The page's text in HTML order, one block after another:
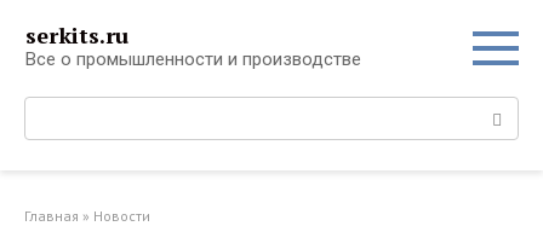
контенту
serkits.ru
Все о промышленности и производстве
Поиск:
Главная » Новости